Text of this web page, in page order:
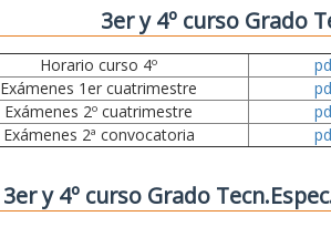
3er y 4º curso Grado
Horario curso 4º
Exámenes 1er cuatrimestre
Exámenes 2º cuatrimestre
Exámenes 2ª convocatoria
3er y 4º curso Grado